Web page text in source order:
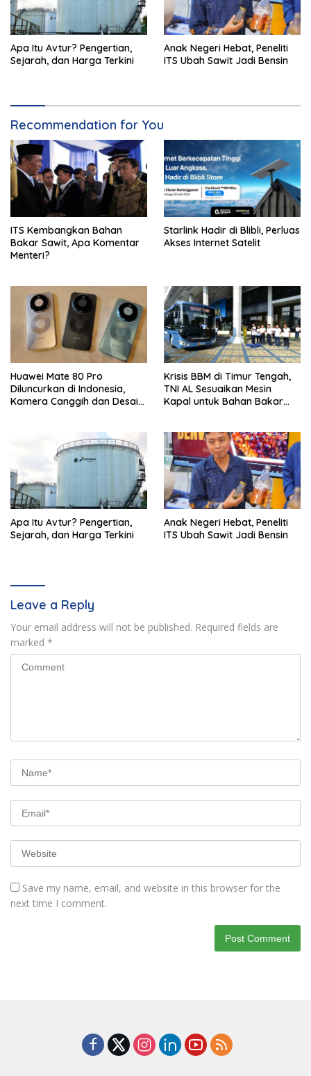
Apa Itu Avtur? Pengertian,
Sejarah, dan Harga Terkini
Anak Negeri Hebat, Peneliti
ITS Ubah Sawit Jadi Bensin
Recommendation for You
ITS Kembangkan Bahan
Bakar Sawit, Apa Komentar
Menteri?
Starlink Hadir di Blibli, Perluas
Akses Internet Satelit
Huawei Mate 80 Pro
Diluncurkan di Indonesia,
Kamera Canggih dan Desain
Krisis BBM di Timur Tengah,
TNI AL Sesuaikan Mesin
Kapal untuk Bahan Bakar
Apa Itu Avtur? Pengertian,
Sejarah, dan Harga Terkini
Anak Negeri Hebat, Peneliti
ITS Ubah Sawit Jadi Bensin
Leave a Reply
Your email address will not be published. Required fields are
marked *
Save my name, email, and website in this browser for the
next time I comment.